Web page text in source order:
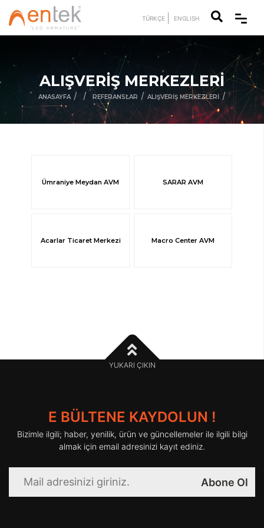
TÜRKÇE ENGLISH
ALIŞVERİŞ MERKEZLERİ
ANASAYFA/ / REFERANSLAR / ALIŞVERİŞ MERKEZLERİ/
Ümraniye Meydan AVM SARAR AVM
Acarlar Ticaret Merkezi Macro Center AVM
YUKARI ÇIKIN
E BÜLTENE KAYDOLUN !
Bizimle ilgili; haber, yenilik, ürün ve güncellemeler ile ilgili bilgi
almak için email adresinizi kayıt ediniz.
Abone Ol